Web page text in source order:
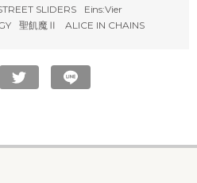
SLIDERS
Eins:Vier
聖飢魔Ⅱ ALICE IN CHAINS